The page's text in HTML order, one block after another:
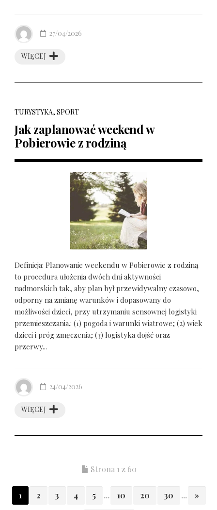
WIĘCEJ
27/04/2026
TURYSTYKA, SPORT
Jak zaplanować weekend w
Pobierowie z rodziną
Definicja: Planowanie weekendu w Pobierowie z rodziną
to procedura ułożenia dwóch dni aktywności
nadmorskich tak, aby plan był przewidywalny czasowo,
odporny na zmianę warunków i dopasowany do
możliwości dzieci, przy utrzymaniu sensownej logistyki
przemieszczania.: (1) pogoda i warunki wiatrowe; (2) wiek
dzieci i próg zmęczenia; (3) logistyka dojść oraz
przerwy...
WIĘCEJ
24/04/2026
Strona 1 z 60
1 2 3 4 5 ... 10 20 30 ... »